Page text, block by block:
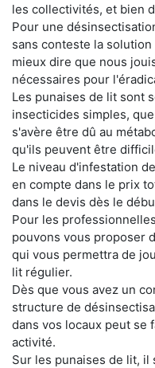
les collectivités, et bien
Pour une
sans conteste la
mieux dire que nous
nécessaires pour
Les punaises de lit sont
insecticides simples,
s'avère être dû au
qu'ils peuvent être
Le niveau d'infestation
en compte dans le prix
dans le devis dès le
Pour les
pouvons vous proposer
qui vous permettra de
lit régulier.
Dès que vous avez un
structure de
dans vos locaux peut se
activité.
Sur les punaises de lit,